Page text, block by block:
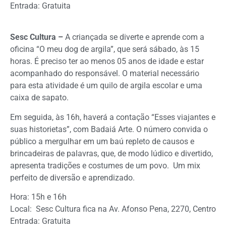
Entrada: Gratuita
Sesc Cultura – A criançada se diverte e aprende com a
oficina “O meu dog de argila”, que será sábado, às 15
horas. É preciso ter ao menos 05 anos de idade e estar
acompanhado do responsável. O material necessário
para esta atividade é um quilo de argila escolar e uma
caixa de sapato.
Em seguida, às 16h, haverá a contação “Esses viajantes e
suas historietas”, com Badaiá Arte. O número convida o
público a mergulhar em um baú repleto de causos e
brincadeiras de palavras, que, de modo lúdico e divertido,
apresenta tradições e costumes de um povo. Um mix
perfeito de diversão e aprendizado.
Hora: 15h e 16h
Local: Sesc Cultura fica na Av. Afonso Pena, 2270, Centro
Entrada: Gratuita